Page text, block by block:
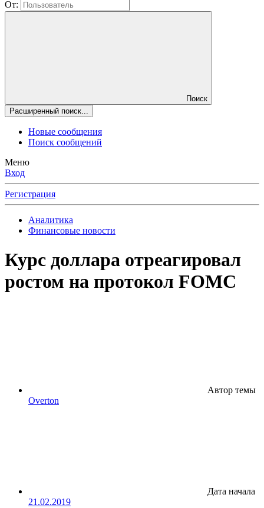
От:
Поиск
Расширенный поиск...
Новые сообщения
Поиск сообщений
Меню
Вход
Регистрация
Аналитика
Финансовые новости
Курс доллара отреагировал
ростом на протокол FOMC
Автор темы
Overton
Дата начала
21.02.2019